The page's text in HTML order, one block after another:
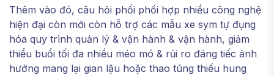
Thêm vào đó, câu hỏi phối phối hợp nhiều công nghệ
hiện đại còn mới còn hỗ trợ các mẫu xe sym tự đụng
hóa quy trình quản lý & vận hành & vận hành, giảm
thiểu buổi tối đa nhiều méo mó & rủi ro đáng tiếc ảnh
hưởng mang lại gian lậu hoặc thao túng thiếu hung